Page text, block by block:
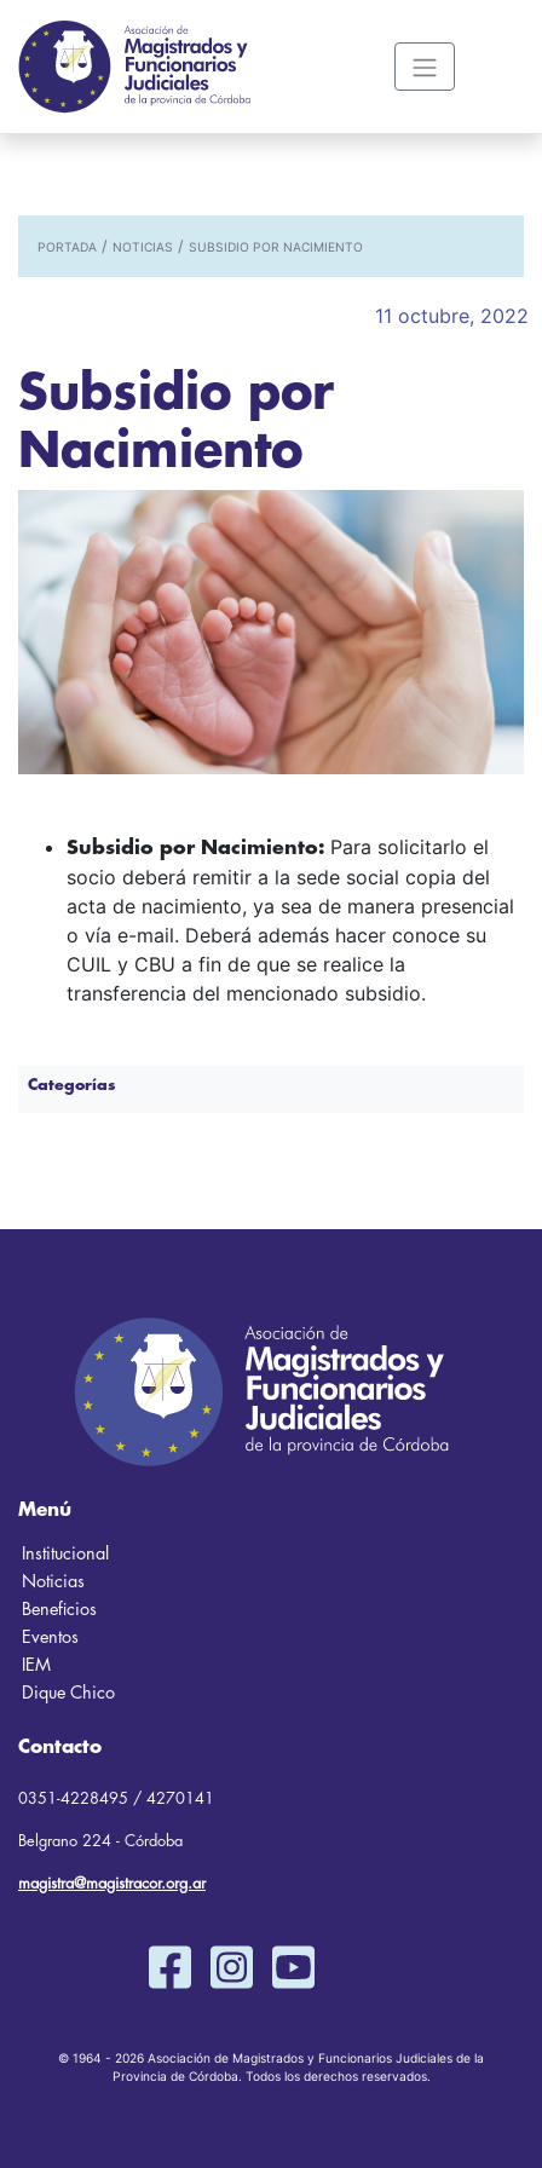
PORTADA / NOTICIAS / SUBSIDIO POR NACIMIENTO
11 octubre, 2022
Subsidio por
Nacimiento
Subsidio por Nacimiento: Para solicitarlo el
socio deberá remitir a la sede social copia del
acta de nacimiento, ya sea de manera presencial
o vía e-mail. Deberá además hacer conoce su
CUIL y CBU a fin de que se realice la
transferencia del mencionado subsidio.
Categorías
Menú
Institucional
Noticias
Beneficios
Eventos
IEM
Dique Chico
Contacto
0351-4228495 / 4270141
Belgrano 224 - Córdoba
magistra@magistracor.org.ar
© 1964 - 2026 Asociación de Magistrados y Funcionarios Judiciales de la
Provincia de Córdoba. Todos los derechos reservados.